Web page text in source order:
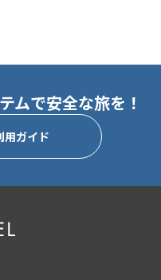
ムで安全な旅を！
用ガイド